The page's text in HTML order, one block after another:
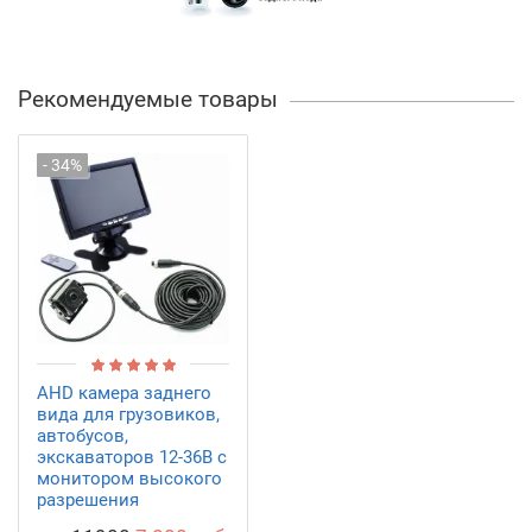
Рекомендуемые товары
- 34%
AHD камера заднего
вида для грузовиков,
автобусов,
экскаваторов 12-36В с
монитором высокого
разрешения